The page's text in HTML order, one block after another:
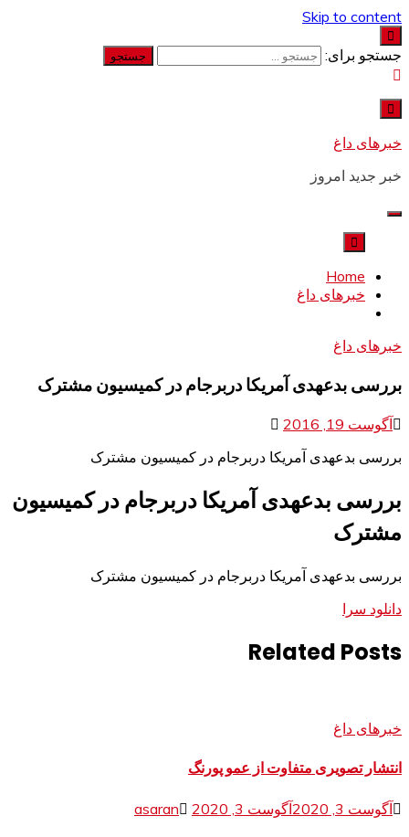
Skip to content
جستجو برای:
خبرهای داغ
خبر جدید امروز
Home
خبرهای داغ
خبرهای داغ
بررسی بدعهدی آمریکا دربرجام در کمیسیون مشترک
آگوست 19, 2016
بررسی بدعهدی آمریکا دربرجام در کمیسیون مشترک
بررسی بدعهدی آمریکا دربرجام در کمیسیون
مشترک
بررسی بدعهدی آمریکا دربرجام در کمیسیون مشترک
دانلود سرا
Related Posts
خبرهای داغ
انتشار تصویری متفاوت از عمو پورنگ
آگوست 3, 2020 آگوست 3, 2020 asaran